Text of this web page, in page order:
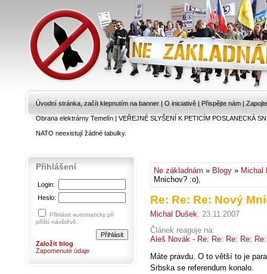
Úvodní stránka, začít klepnutím na banner | O iniciativě | Přispějte nám |
Obrana elektrárny Temelín|VEŘEJNÉ SLYŠENÍ K PETICÍM POSLANECKÁ
NATO neexistují žádné tabulky.
Ne základnám » Blogy » Michal
Mnichov? :o),
Re: Re: Re: Nový
Michal Dušek, 23.11.2007
Článek reaguje na:
Aleš Novák - Re: Re: Re: Re:
Máte pravdu. O to větší to je
Srbska se referendum konalo.
Přihlášení
Login:
Heslo:
Přihlásit automaticky při
příští návštěvě.
Založit blog
Zapomenuté údaje